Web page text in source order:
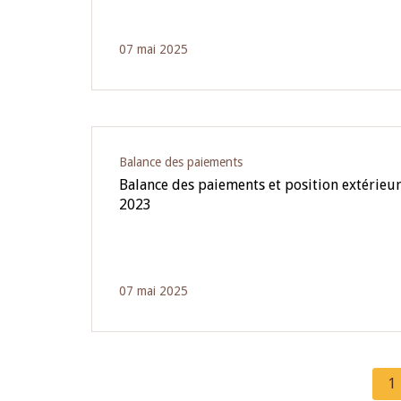
07 mai 2025
Balance des paiements
Balance des paiements et position
2023
07 mai 2025
1